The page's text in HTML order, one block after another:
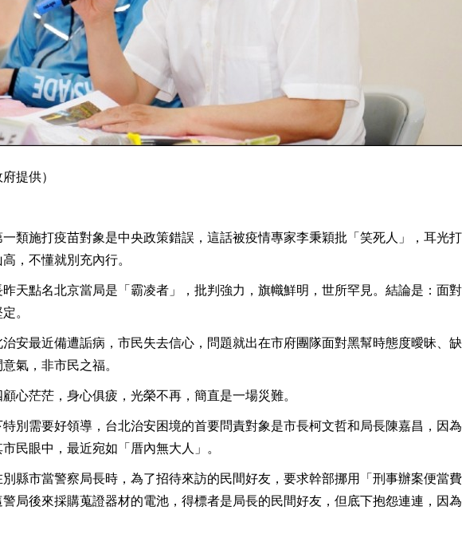
提供）
類施打疫苗對象是中央政策錯誤，這話被疫情專家李秉穎批「笑死人」，耳光
，不懂就別充內行。
天點名北京當局是「霸凌者」，批判強力，旗幟鮮明，世所罕見。結論是：面
。
安最近備遭詬病，市民失去信心，問題就出在市府團隊面對黑幫時態度曖昧、
氣，非市民之福。
心茫茫，身心俱疲，光榮不再，簡直是一場災難。
別需要好領導，台北治安困境的首要問責對象是市長柯文哲和局長陳嘉昌，因
民眼中，最近宛如「厝內無大人」。
縣市當警察局長時，為了招待來訪的民間好友，要求幹部挪用「刑事辦案便當
局後來採購蒐證器材的電池，得標者是局長的民間好友，但底下抱怨連連，因